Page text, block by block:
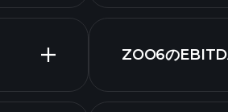
最大の
ZOO6の